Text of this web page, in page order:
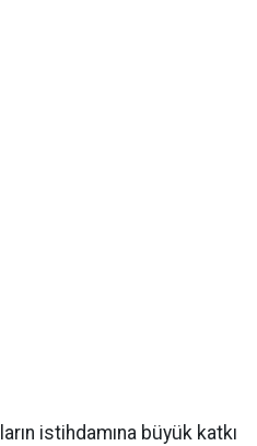
istihdamına büyük katkı